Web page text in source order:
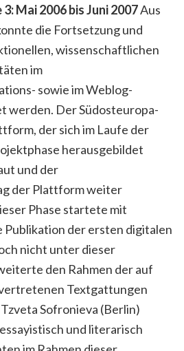
3: Mai 2006 bis Juni 2007Aus
die Fortsetzung und
wissenschaftlichen
im
sowie im Weblog-
werden. Der Südosteuropa-
der sich im Laufe der
herausgebildet
und der
der Plattform weiter
Phase startete mit
Publikation der ersten digitalen
nicht unter dieser
den Rahmen der auf
Textgattungen
Sofronieva (Berlin)
und literarisch